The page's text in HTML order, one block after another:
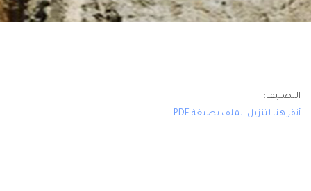
التصنيف:
أنقر هنا لتنزيل الملف بصيغة PDF